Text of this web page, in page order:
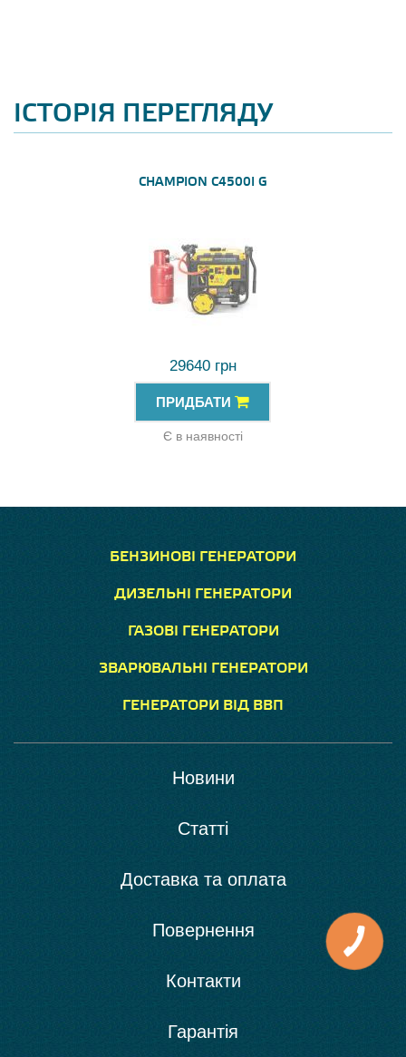
ІСТОРІЯ ПЕРЕГЛЯДУ
CHAMPION C4500I G
29640 грн
ПРИДБАТИ
Є в наявності
БЕНЗИНОВІ ГЕНЕРАТОРИ
ДИЗЕЛЬНІ ГЕНЕРАТОРИ
ГАЗОВІ ГЕНЕРАТОРИ
ЗВАРЮВАЛЬНІ ГЕНЕРАТОРИ
ГЕНЕРАТОРИ ВІД ВВП
Новини
Статті
Доставка та оплата
Повернення
Контакти
Гарантія